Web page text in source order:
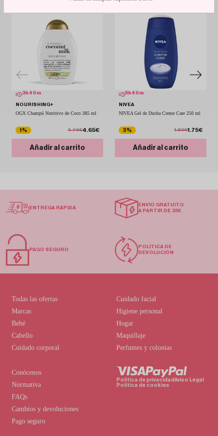
3 h 40 m
NOURISHING+
OGX Champú Nutritivo de Coco 385 ml
1% 4.70€4.65€
Añadir al carrito
5 h 40 m
NIVEA
NIVEA Gel de Ducha Creme Care 250 ml
3% 1.80€1.75€
Añadir al carrito
ENTREGA RÁPIDA
ENVÍO GRATUITO
A PARTIR DE 35€
PAGO SEGURO
POLÍTICA DE
DEVOLUCIÓN
Conócenos
Normativa
FAQs
Cambios y devoluciones
Pago seguro
Todas las ofertas
Marcas
Bebé
Cabello
Cuidado corporal
Cuidado facial
Higiene personal
Hogar
Maquillaje
Perfumes y colonias
Política de privacidadAviso Legal
Política de cookies